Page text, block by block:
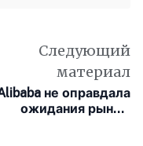
Следующий
материал
не оправдала
ожидания рынка: